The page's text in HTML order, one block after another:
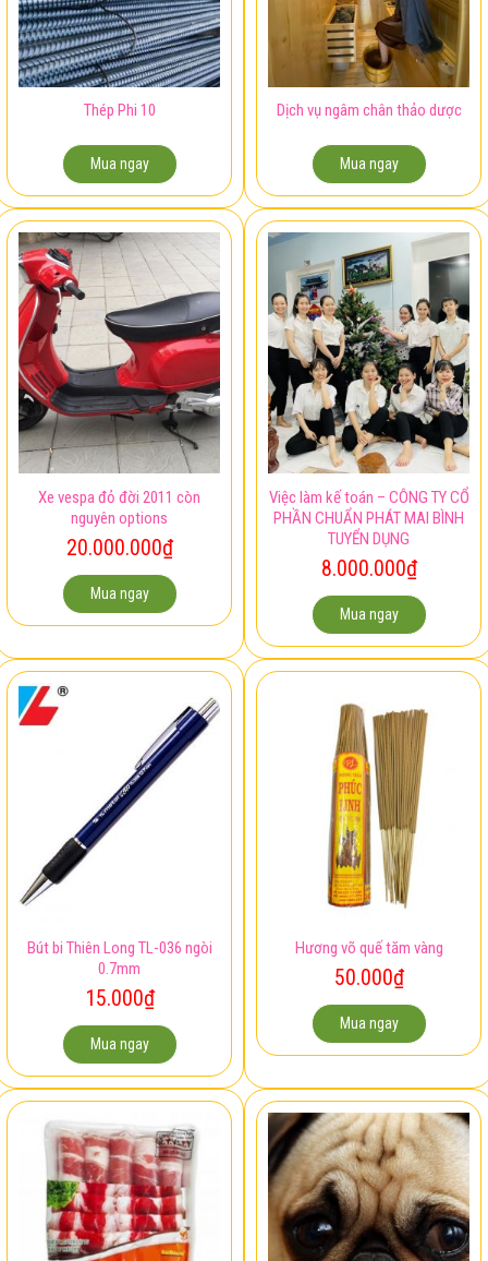
Thép Phi 10
Mua ngay
Dịch vụ ngâm chân thảo dược
Mua ngay
Xe vespa đỏ đời 2011 còn
nguyên options
20.000.000₫
Mua ngay
Việc làm kế toán – CÔNG TY CỔ
PHẦN CHUẨN PHÁT MAI BÌNH
TUYỂN DỤNG
8.000.000₫
Mua ngay
Bút bi Thiên Long TL-036 ngòi
0.7mm
15.000₫
Mua ngay
Hương võ quế tăm vàng
50.000₫
Mua ngay